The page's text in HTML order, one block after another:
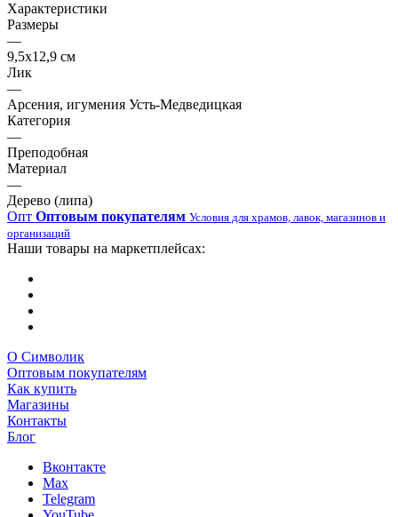
Характеристики
Размеры
—
9,5х12,9 см
Лик
—
Арсения, игумения Усть-Медведицкая
Категория
—
Преподобная
Материал
—
Дерево (липа)
Опт Оптовым покупателям Условия для храмов, лавок, магазинов и
организаций
Наши товары на маркетплейсах:
О Символик
Оптовым покупателям
Как купить
Магазины
Контакты
Блог
Вконтакте
Max
Telegram